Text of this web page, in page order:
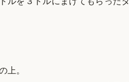
上。